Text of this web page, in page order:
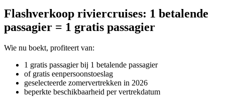
Flashverkoop riviercruises: 1 betalende
passagier = 1 gratis passagier
Wie nu boekt, profiteert van:
1 gratis passagier bij 1 betalende passagier
of gratis eenpersoonstoeslag
geselecteerde zomervertrekken in 2026
beperkte beschikbaarheid per vertrekdatum